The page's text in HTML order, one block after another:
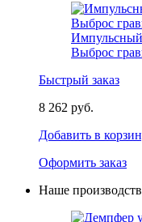
Импульсный
Выброс
Быстрый заказ
8 262 руб.
Добавить в
Оформить заказ
Наше